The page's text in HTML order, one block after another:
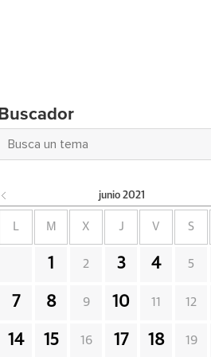
Buscador
junio 2021
L M X J V S
1 2 3 4 5
7 8 9 10 11 12
14 15 16 17 18 19